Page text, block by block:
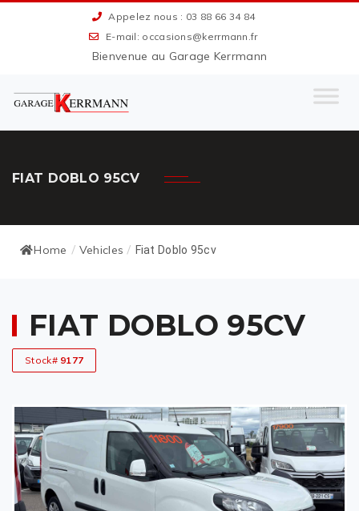
Appelez nous : 03 88 66 34 84
E-mail: occasions@kerrmann.fr
Bienvenue au Garage Kerrmann
FIAT DOBLO 95CV
Home / Vehicles / Fiat Doblo 95cv
FIAT DOBLO 95CV
Stock# 9177